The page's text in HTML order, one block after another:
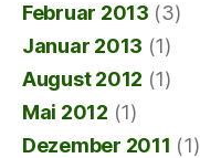
Februar 2013 (3)
Januar 2013 (1)
August 2012 (1)
Mai 2012 (1)
Dezember 2011 (1)